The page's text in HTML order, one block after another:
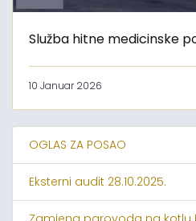
Služba hitne medicinske
10 Januar 2026
OGLAS ZA POSAO
Eksterni audit 28.10.2025.